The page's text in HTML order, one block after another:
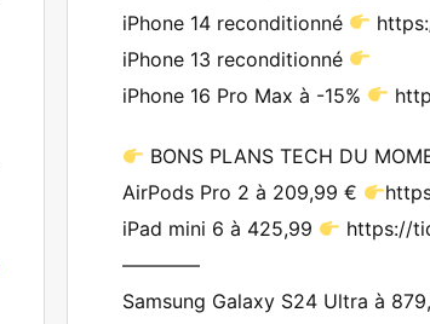
iPhone 14 reconditionné
iPhone 13 reconditionné
iPhone 16 Pro Max à -15%
BONS PLANS TECH DU
AirPods Pro 2 à 209,99 €
iPad mini 6 à 425,99
https://
————
Samsung Galaxy S24 Ultra à